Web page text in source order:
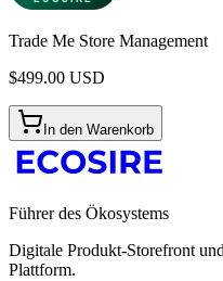
Trade Me Store Management
$499.00 USD
In den Warenkorb
Führer des Ökosystems
Digitale Produkt-Storefront
Plattform.